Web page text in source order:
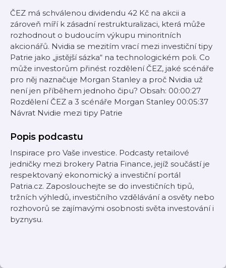
ČEZ má schválenou dividendu 42 Kč na akcii a
zároveň míří k zásadní restrukturalizaci, která může
rozhodnout o budoucím výkupu minoritních
akcionářů. Nvidia se mezitím vrací mezi investiční tipy
Patrie jako „jistější sázka“ na technologickém poli. Co
může investorům přinést rozdělení ČEZ, jaké scénáře
pro něj naznačuje Morgan Stanley a proč Nvidia už
není jen příběhem jednoho čipu? Obsah: 00:00:27
Rozdělení ČEZ a 3 scénáře Morgan Stanley 00:05:37
Návrat Nvidie mezi tipy Patrie
Popis podcastu
Inspirace pro Vaše investice. Podcasty retailové
jedničky mezi brokery Patria Finance, jejíž součástí je
respektovaný ekonomický a investiční portál
Patria.cz. Zaposlouchejte se do investičních tipů,
tržních výhledů, investičního vzdělávání a osvěty nebo
rozhovorů se zajímavými osobnosti světa investování i
byznysu.